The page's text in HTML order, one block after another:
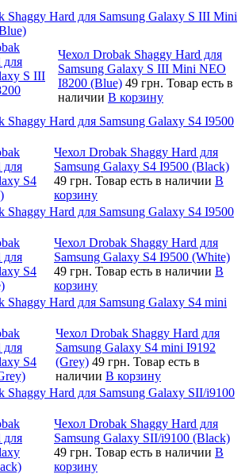
Shaggy Hard для Samsung Galaxy S III Mini
Чехол Drobak Shaggy Hard для
Samsung Galaxy S III Mini NEO
I8200 (Blue) 49 грн. Товар есть в
наличии В корзину
Shaggy Hard для Samsung Galaxy S4 I9500
Чехол Drobak Shaggy Hard для
Samsung Galaxy S4 I9500 (Black)
49 грн. Товар есть в наличии В
корзину
Shaggy Hard для Samsung Galaxy S4 I9500
Чехол Drobak Shaggy Hard для
Samsung Galaxy S4 I9500 (White)
49 грн. Товар есть в наличии В
корзину
Shaggy Hard для Samsung Galaxy S4 mini
Чехол Drobak Shaggy Hard для
Samsung Galaxy S4 mini I9192
(Grey) 49 грн. Товар есть в
наличии В корзину
Shaggy Hard для Samsung Galaxy SII/i9100
Чехол Drobak Shaggy Hard для
Samsung Galaxy SII/i9100 (Black)
49 грн. Товар есть в наличии В
корзину